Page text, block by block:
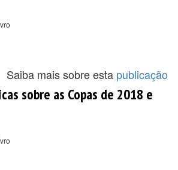
Saiba mais sobre esta publicação
sobre as Copas de 2018 e